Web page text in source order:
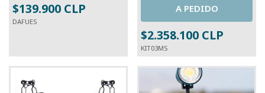
$139.900 CLP
DAFUES
A PEDIDO
$2.358.100 CLP
KIT03MS